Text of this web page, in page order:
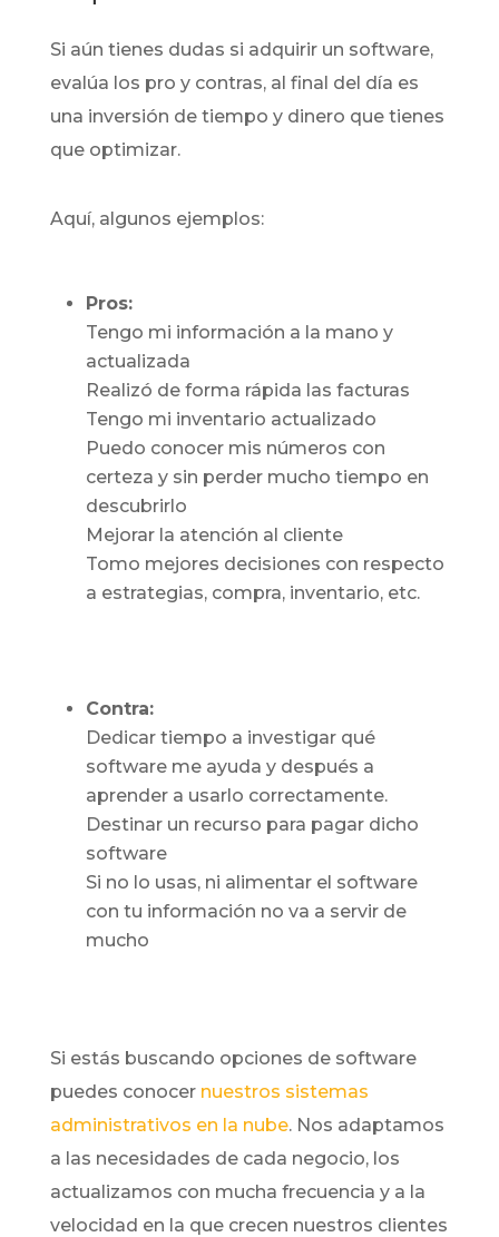
Si aún tienes dudas si adquirir un software,
evalúa los pro y contras, al final del día es
una inversión de tiempo y dinero que tienes
que optimizar.
Aquí, algunos ejemplos:
Pros:
Tengo mi información a la mano y
actualizada
Realizó de forma rápida las facturas
Tengo mi inventario actualizado
Puedo conocer mis números con
certeza y sin perder mucho tiempo en
descubrirlo
Mejorar la atención al cliente
Tomo mejores decisiones con respecto
a estrategias, compra, inventario, etc.
Contra:
Dedicar tiempo a investigar qué
software me ayuda y después a
aprender a usarlo correctamente.
Destinar un recurso para pagar dicho
software
Si no lo usas, ni alimentar el software
con tu información no va a servir de
mucho
Si estás buscando opciones de software
puedes conocer nuestros sistemas
administrativos en la nube. Nos adaptamos
a las necesidades de cada negocio, los
actualizamos con mucha frecuencia y a la
velocidad en la que crecen nuestros clientes